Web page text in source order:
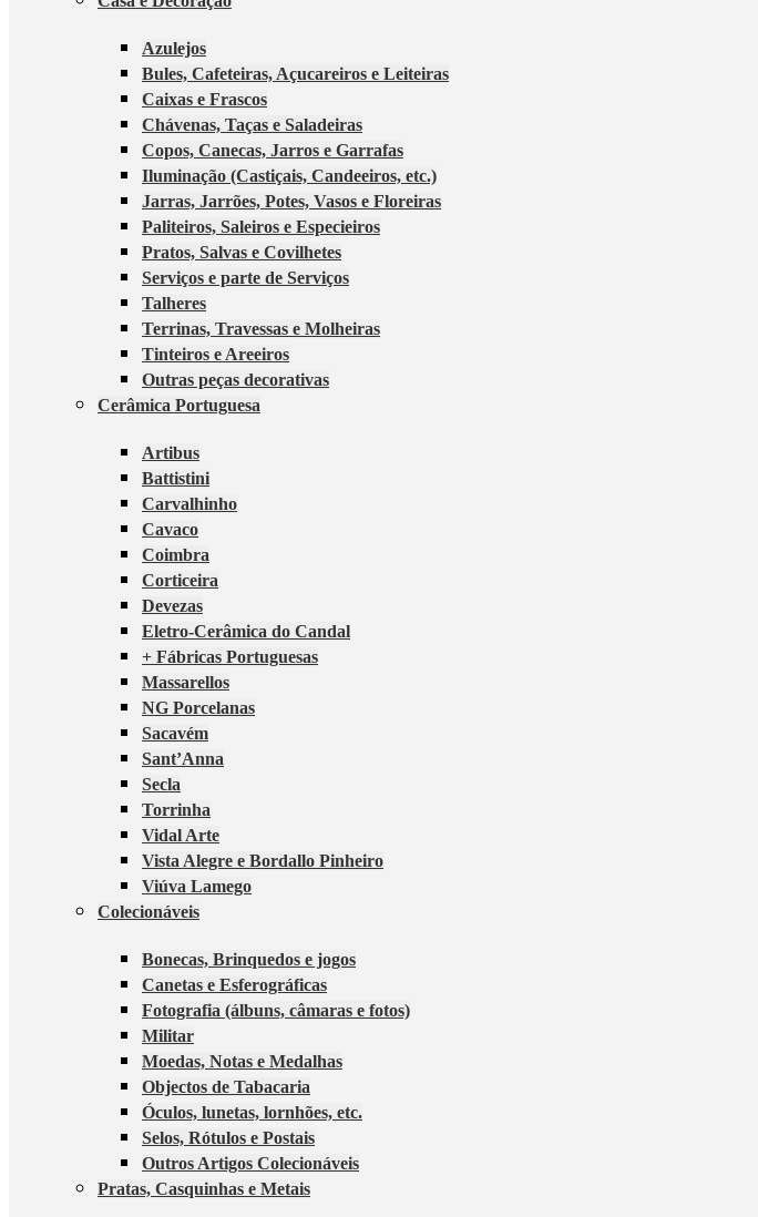
Azulejos
Bules, Cafeteiras, Açucareiros e Leiteiras
Caixas e Frascos
Chávenas, Taças e Saladeiras
Copos, Canecas, Jarros e Garrafas
Iluminação (Castiçais, Candeeiros, etc.)
Jarras, Jarrões, Potes, Vasos e Floreiras
Paliteiros, Saleiros e Especieiros
Pratos, Salvas e Covilhetes
Serviços e parte de Serviços
Talheres
Terrinas, Travessas e Molheiras
Tinteiros e Areeiros
Outras peças decorativas
Cerâmica Portuguesa
Artibus
Battistini
Carvalhinho
Cavaco
Coimbra
Corticeira
Devezas
Eletro-Cerâmica do Candal
+ Fábricas Portuguesas
Massarellos
NG Porcelanas
Sacavém
Sant’Anna
Secla
Torrinha
Vidal Arte
Vista Alegre e Bordallo Pinheiro
Viúva Lamego
Colecionáveis
Bonecas, Brinquedos e jogos
Canetas e Esferográficas
Fotografia (álbuns, câmaras e fotos)
Militar
Moedas, Notas e Medalhas
Objectos de Tabacaria
Óculos, lunetas, lornhões, etc.
Selos, Rótulos e Postais
Outros Artigos Colecionáveis
Pratas, Casquinhas e Metais